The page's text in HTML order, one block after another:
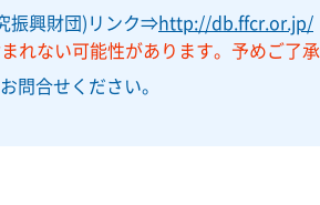
振興財団)リンク⇒http://db.ffcr.or.jp/
れない可能性があります。予めご了
問合せください。